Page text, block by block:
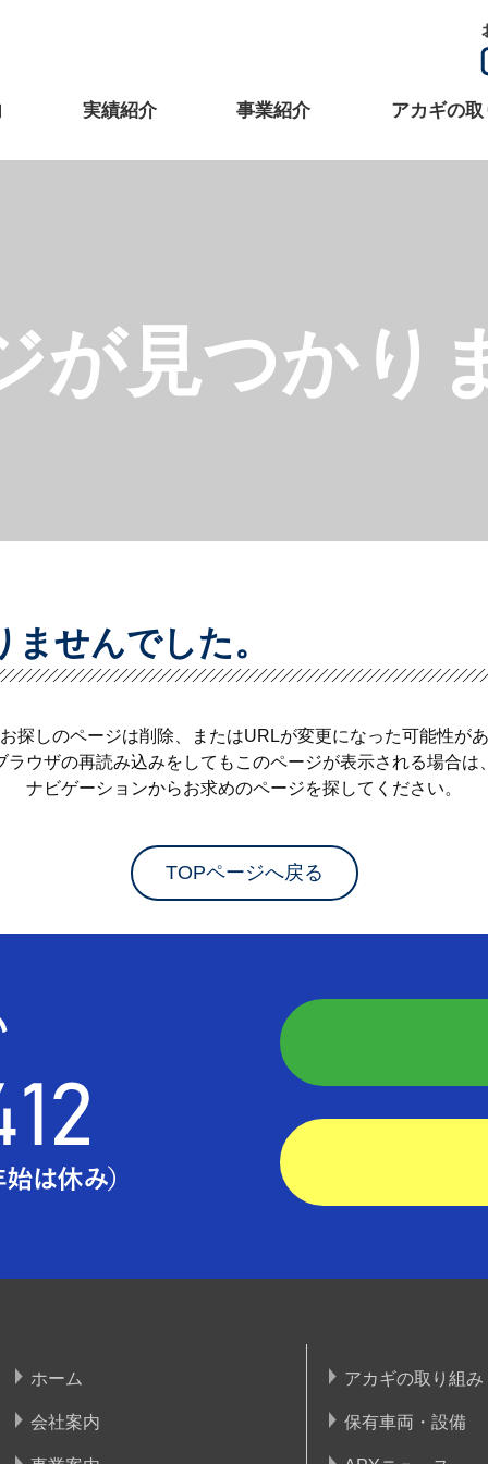
実績紹介 事業紹介 アカギの
が見つかり
せんでした。
探しのページは削除、またはURLが変更になった可能性があ
ラウザの再読み込みをしてもこのページが表示される場合は、
ナビゲーションからお求めのページを探してください。
TOPページへ戻る
ホーム
会社案内
アカギの取り組み
保有車両・設備